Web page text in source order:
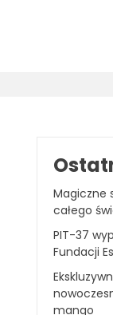
Magiczne
całego
PIT-37
Fundacji
mango